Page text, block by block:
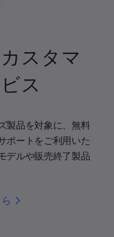
スタマ
ス
製品を対象に、無料
ポートをご利用いた
デルや販売終了製品